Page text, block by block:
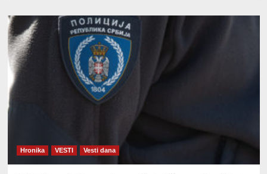
Hronika VESTI Vesti dana